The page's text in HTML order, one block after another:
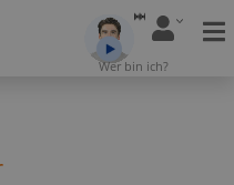
Wer bin ich?